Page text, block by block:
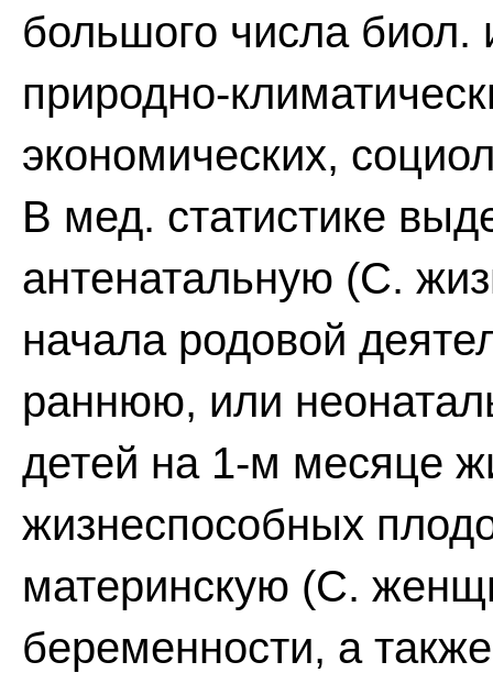
большого числа
природно-
экономических,
В мед. статистике
антенатальную (С.
начала родовой
раннюю, или
детей на 1-м месяце
жизнеспособных
материнскую (С.
беременности, а